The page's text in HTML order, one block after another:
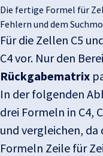
Die fertige Formel für
Fehlern und dem
Für die Zellen C5
C4 vor. Nur den
Rückgabematrix
In der folgenden
drei Formeln in C4,
und vergleichen, da
Formeln Zeile für